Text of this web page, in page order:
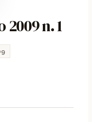
2009 n. 1